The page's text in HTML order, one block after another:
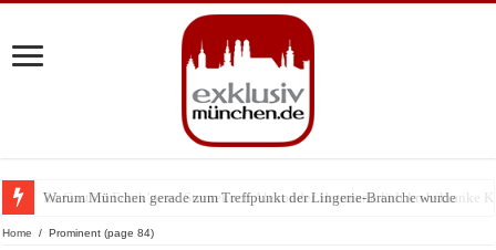
Warum München gerade zum Treffpunkt der Lingerie-Branche wurde
Home / Prominent (page 84)